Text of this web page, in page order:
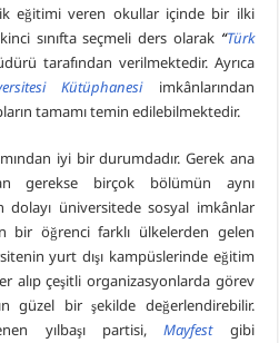
eğitimi veren okullar içinde bir ilki
sınıfta seçmeli ders olarak“Türk
tarafından verilmektedir. Ayrıca
Kütüphanesiimkânlarından
tamamı temin edilebilmektedir.
iyi bir durumdadır. Gerek ana
gerekse birçok bölümün aynı
dolayı üniversitede sosyal imkânlar
bir öğrenci farklı ülkelerden gelen
yurt dışı kampüslerinde eğitim
alıp çeşitli organizasyonlarda görev
güzel bir şekilde değerlendirebilir.
yılbaşı partisi, Mayfestgibi